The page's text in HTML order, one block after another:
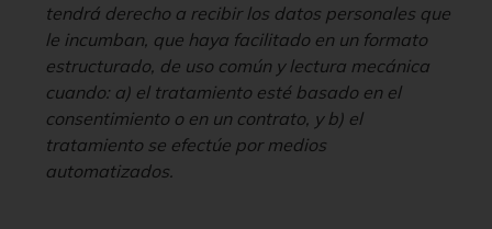
tendrá derecho a recibir los datos personales que
le incumban, que haya facilitado en un formato
estructurado, de uso común y lectura mecánica
cuando: a) el tratamiento esté basado en el
consentimiento o en un contrato, y b) el
tratamiento se efectúe por medios
automatizados.